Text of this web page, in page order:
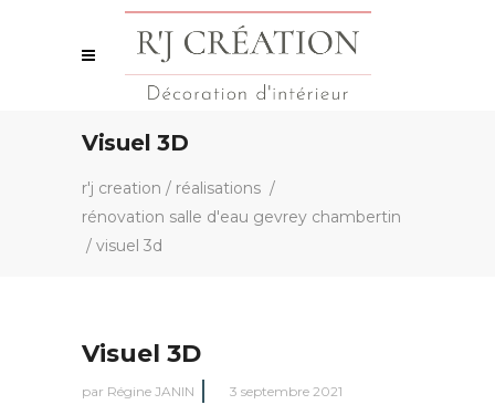
Visuel 3D
r'j creation / réalisations /
rénovation salle d'eau gevrey chambertin
/ visuel 3d
Visuel 3D
par Régine JANIN 3 septembre 2021